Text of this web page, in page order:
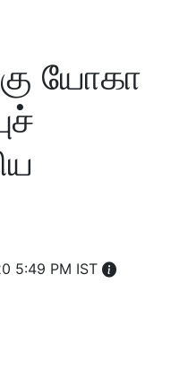
யோகா
5:49 PM IST